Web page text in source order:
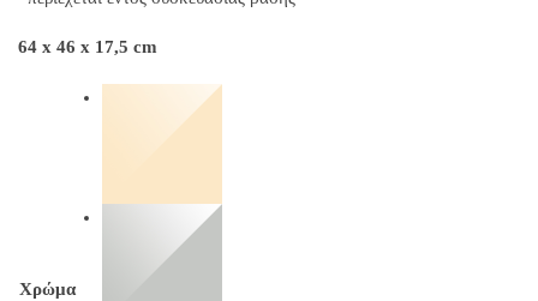
64 x 46 x 17,5 cm
Χρώμα